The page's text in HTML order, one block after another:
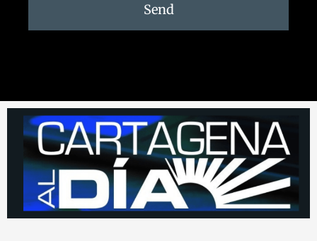
Send